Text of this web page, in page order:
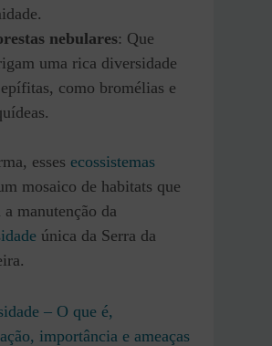
nebulares: Que
uma rica diversidade
como bromélias e
esses ecossistemas
mosaico de habitats que
a manutenção da
única da Serra da
– O que é,
importância e ameaças